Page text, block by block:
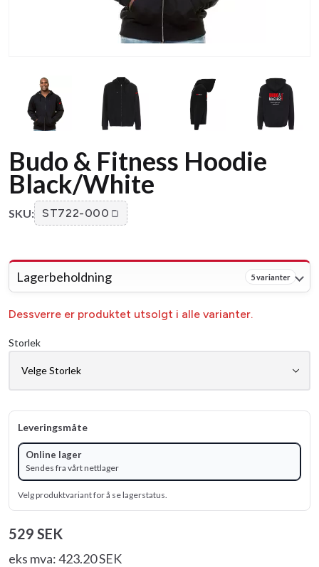
Budo & Fitness Hoodie
Black/White
SKU: ST722-000
Lagerbeholdning 5 varianter
Dessverre er produktet utsolgt i alle varianter.
Storlek
Leveringsmåte
Online lager
Sendes fra vårt nettlager
Velg produktvariant for å se lagerstatus.
529 SEK
eks mva: 423.20 SEK